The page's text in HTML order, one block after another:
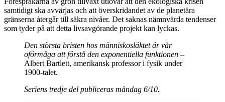
samtidigt ska avvärjas och att överskridandet av de planetära
gränserna återgår till säkra nivåer. Det saknas nämnvärda tendenser
som tyder på att detta livsavgörande projekt kan lyckas.
Den största bristen hos människosläktet är vår
oförmåga att förstå den exponentiella funktionen –
Albert Bartlett, amerikansk professor i fysik under
1900-talet.
Seriens tredje del publiceras måndag 6/10.